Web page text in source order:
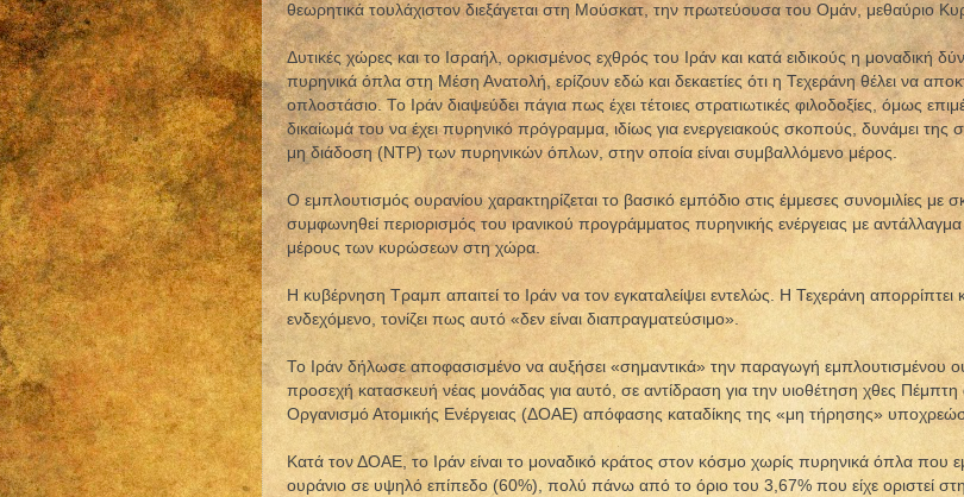
θεωρητικά τουλάχιστον διεξάγεται στη Μούσκατ, την πρωτεύουσα του Ομάν, μεθαύριο
Δυτικές χώρες και το Ισραήλ, ορκισμένος εχθρός του Ιράν και κατά ειδικούς η μοναδική
πυρηνικά όπλα στη Μέση Ανατολή, ερίζουν εδώ και δεκαετίες ότι η Τεχεράνη θέλει να
οπλοστάσιο. Το Ιράν διαψεύδει πάγια πως έχει τέτοιες στρατιωτικές φιλοδοξίες, όμως
δικαίωμά του να έχει πυρηνικό πρόγραμμα, ιδίως για ενεργειακούς σκοπούς, δυνάμει της
μη διάδοση (NTP) των πυρηνικών όπλων, στην οποία είναι συμβαλλόμενο μέρος.
Ο εμπλουτισμός ουρανίου χαρακτηρίζεται το βασικό εμπόδιο στις έμμεσες συνομιλίες με
συμφωνηθεί περιορισμός του ιρανικού προγράμματος πυρηνικής ενέργειας με
μέρους των κυρώσεων στη χώρα.
Η κυβέρνηση Τραμπ απαιτεί το Ιράν να τον εγκαταλείψει εντελώς. Η Τεχεράνη απορρίπτει
ενδεχόμενο, τονίζει πως αυτό «δεν είναι διαπραγματεύσιμο».
Το Ιράν δήλωσε αποφασισμένο να αυξήσει «σημαντικά» την παραγωγή εμπλουτισμένου
προσεχή κατασκευή νέας μονάδας για αυτό, σε αντίδραση για την υιοθέτηση χθες Πέμπτη
Οργανισμό Ατομικής Ενέργειας (ΔΟΑΕ) απόφασης καταδίκης της «μη τήρησης»
Κατά τον ΔΟΑΕ, το Ιράν είναι το μοναδικό κράτος στον κόσμο χωρίς πυρηνικά όπλα που
ουράνιο σε υψηλό επίπεδο (60%), πολύ πάνω από το όριο του 3,67% που είχε οριστεί στη